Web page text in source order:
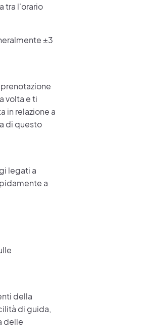
tra l'orario
±3
volta e ti
in relazione a
di questo
legati a
a
della
di guida,
delle